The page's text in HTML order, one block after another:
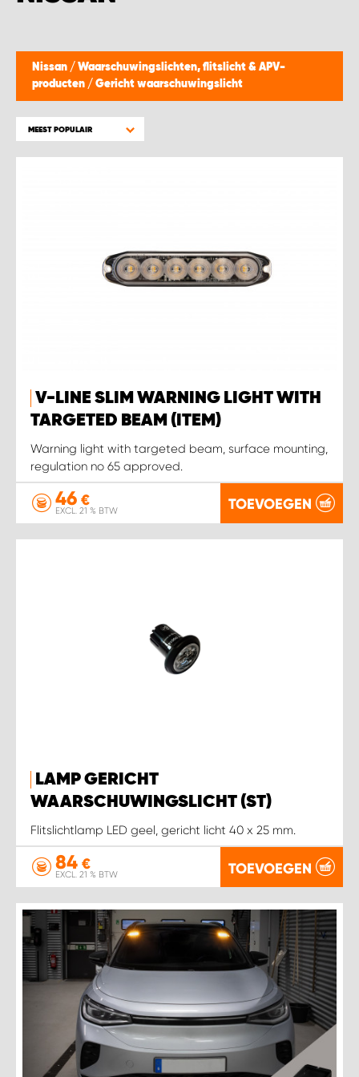
Nissan / Waarschuwingslichten, flitslicht & APV-
producten / Gericht waarschuwingslicht
MEEST POPULAIR
V-LINE SLIM WARNING LIGHT WITH
TARGETED BEAM (ITEM)
Warning light with targeted beam, surface mounting,
regulation no 65 approved.
46 €
EXCL. 21 % BTW TOEVOEGEN
LAMP GERICHT
WAARSCHUWINGSLICHT (ST)
Flitslichtlamp LED geel, gericht licht 40 x 25 mm.
84 €
EXCL. 21 % BTW TOEVOEGEN
WORK SYSTEM BEST
WORK SYSTEM ELST
WORK SYSTEM GORREDIJK
WORK SYSTEM HARMELEN
WORK SYSTEM KOOTWIJKERBROEK
WORK SYSTEM LOPIK AUTOSERVICE BENSCHOP
WORK SYSTEM LOPIK GARAGE STUIVENBERG
WORK SYSTEM UITHOORN
WORK SYSTEM WILLEMSTAD
WORK SYSTEM ZIERIKZEE
WORK SYSTEM ZWARTEBROEK